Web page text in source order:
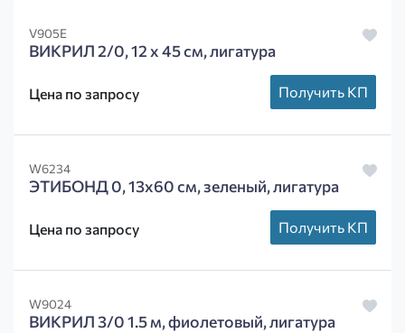
V905E
ВИКРИЛ 2/0, 12 х 45 см, лигатура
Цена по запросу Получить КП
W6234
ЭТИБОНД 0, 13х60 см, зеленый, лигатура
Цена по запросу Получить КП
W9024
ВИКРИЛ 3/0 1.5 м, фиолетовый, лигатура